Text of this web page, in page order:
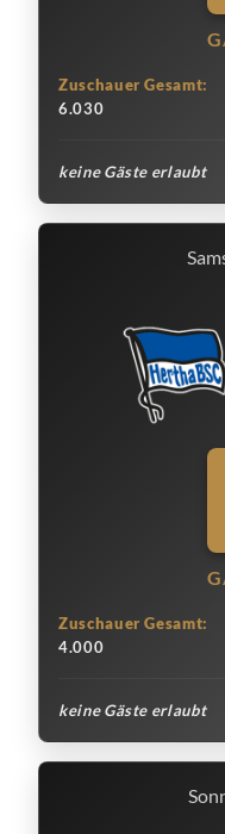
Zuschauer Gesamt:
6.030
keine Gäste erlaubt
Zuschauer Gesamt:
4.000
keine Gäste erlaubt